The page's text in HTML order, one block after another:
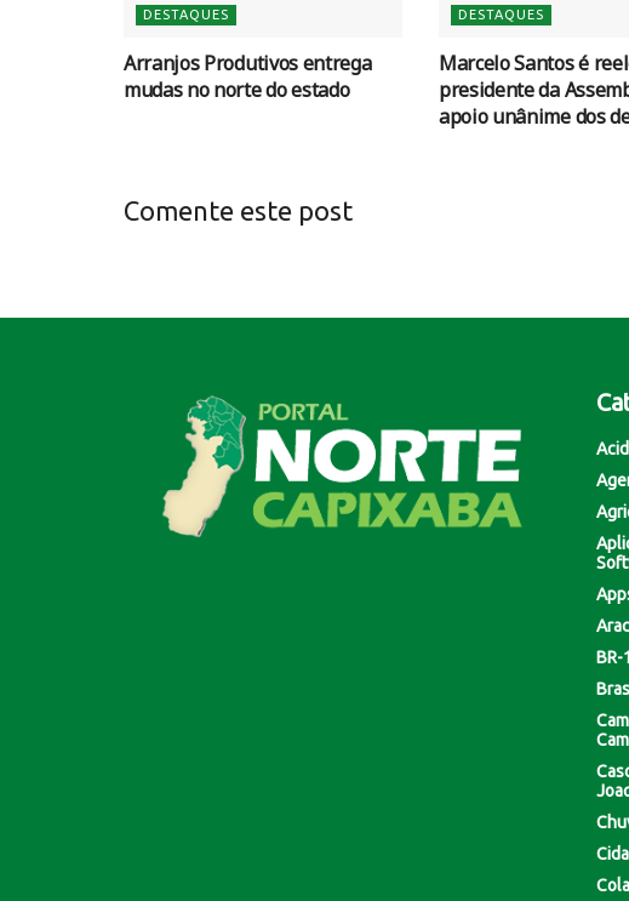
DESTAQUES
Arranjos Produtivos entrega
mudas no norte do estado
DESTAQUES
Marcelo Santos é
presidente da
apoio unânime dos
Comente este post
BR-